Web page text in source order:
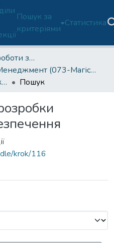
Пошук за
критеріями
Статистика
Кваліфікаційні роботи здобувачів освіти
Менеджмент (073-Магістр)
Agile-технології розробки програмного забезпечення
Пошук
krok/116